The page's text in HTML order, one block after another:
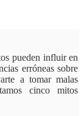
pueden influir en
erróneas sobre
a tomar malas
cinco mitos